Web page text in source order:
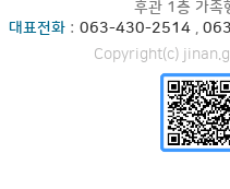
후관 1층 가족
대표전화 : 063-430-2514 ,
Copyright(c)